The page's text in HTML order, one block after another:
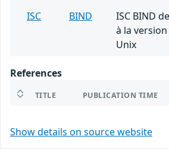
ISC
BIND
ISC BIND
à la
Unix
References
TITLE PUBLICATION TIME
Show details on source website